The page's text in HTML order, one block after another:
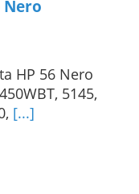
Nero
HP 56 Nero
5145,
[...]